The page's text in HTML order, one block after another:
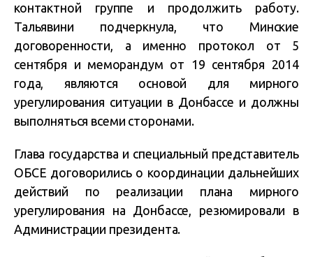
контактной группе и продолжить работу.
Тальявини подчеркнула, что Минские
договоренности, а именно протокол от 5
сентября и меморандум от 19 сентября 2014
года, являются основой для мирного
урегулирования ситуации в Донбассе и должны
выполняться всеми сторонами.
Глава государства и специальный представитель
ОБСЕ договорились о координации дальнейших
действий по реализации плана мирного
урегулирования на Донбассе, резюмировали в
Администрации президента.